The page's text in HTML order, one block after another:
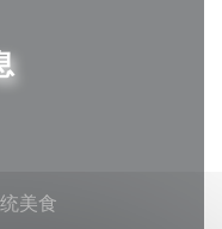
美食